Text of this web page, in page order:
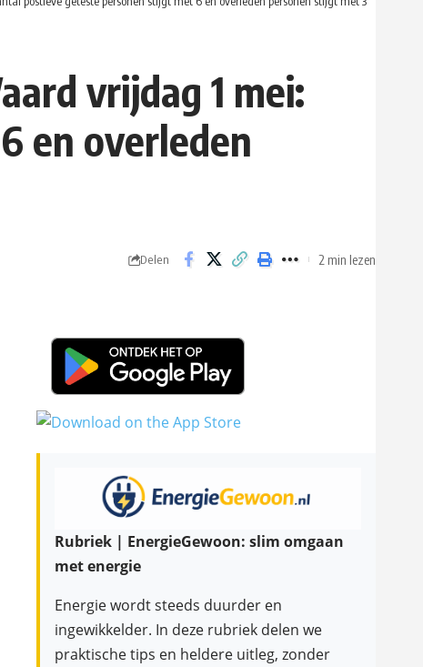
vrijdag 1 mei:
en overleden
Delen 2 min lezen
Rubriek | EnergieGewoon: slim omgaan
met energie
Energie wordt steeds duurder en
ingewikkelder. In deze rubriek delen we
praktische tips en heldere uitleg, zonder